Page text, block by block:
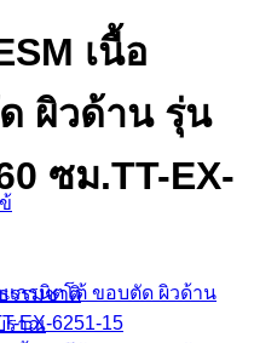
รรมชาติ
ราณ
เนื้อ
ผิวด้าน รุ่น
ซม.TT-EX-